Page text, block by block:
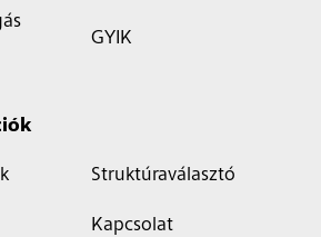
GYIK
Struktúraválasztó
Kapcsolat